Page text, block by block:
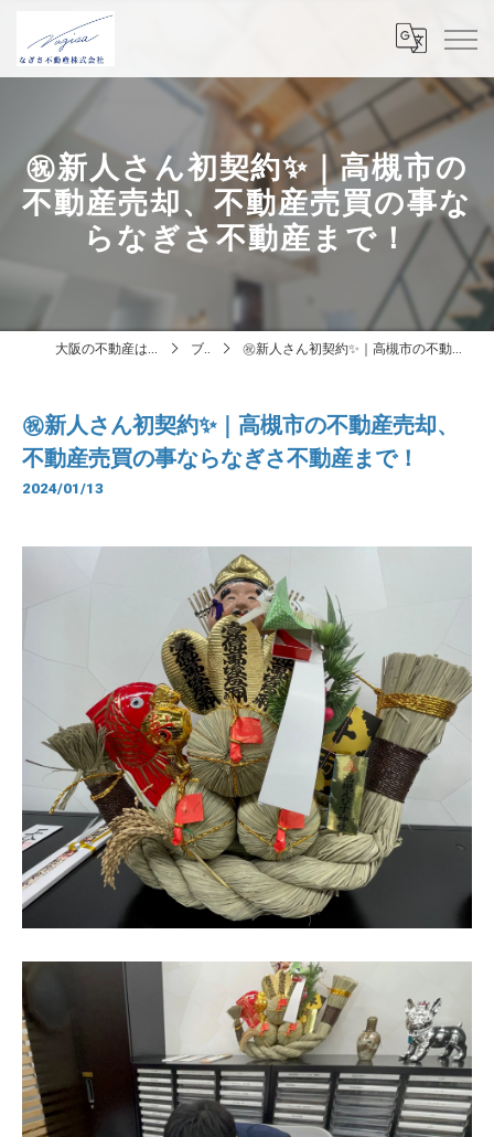
㊗新人さん初契約✨｜高槻市の
不動産売却、不動産売買の事な
らなぎさ不動産まで！
大阪の不動産はなぎさ不動産株式会社 ブログ ㊗新人さん初契約✨｜高槻市の不動産売却、不動産売買の事ならなぎさ不動産まで！
㊗新人さん初契約✨｜高槻市の不動産売却、
不動産売買の事ならなぎさ不動産まで！
2024/01/13